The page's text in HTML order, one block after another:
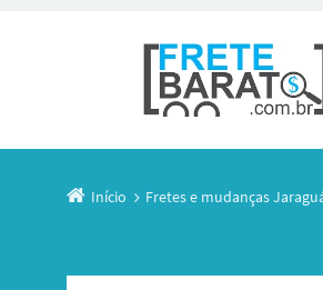
Início Fretes e mudanças